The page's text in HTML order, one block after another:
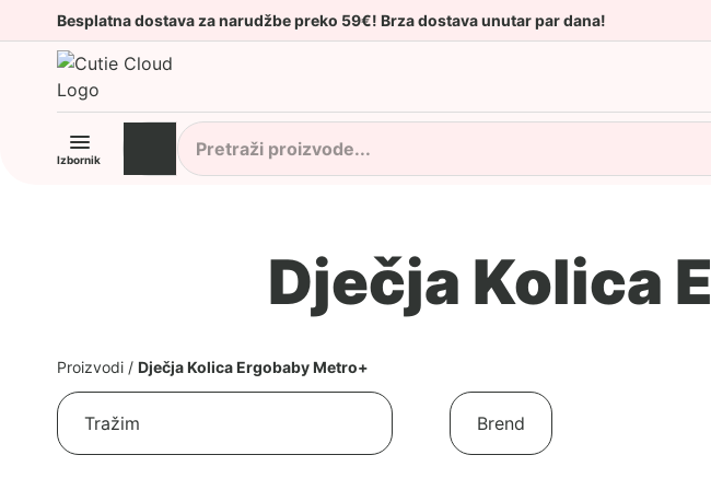
Besplatna dostava za narudžbe preko 59€! Brza dostava unutar par dana!
Izbornik
Dječja Kolica
Proizvodi / Dječja Kolica Ergobaby Metro+